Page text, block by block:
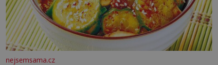
nejsemsama.cz